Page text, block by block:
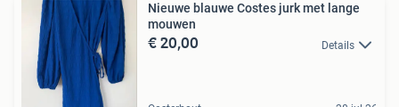
Nieuwe blauwe Costes jurk met lange
mouwen
€ 20,00 Details